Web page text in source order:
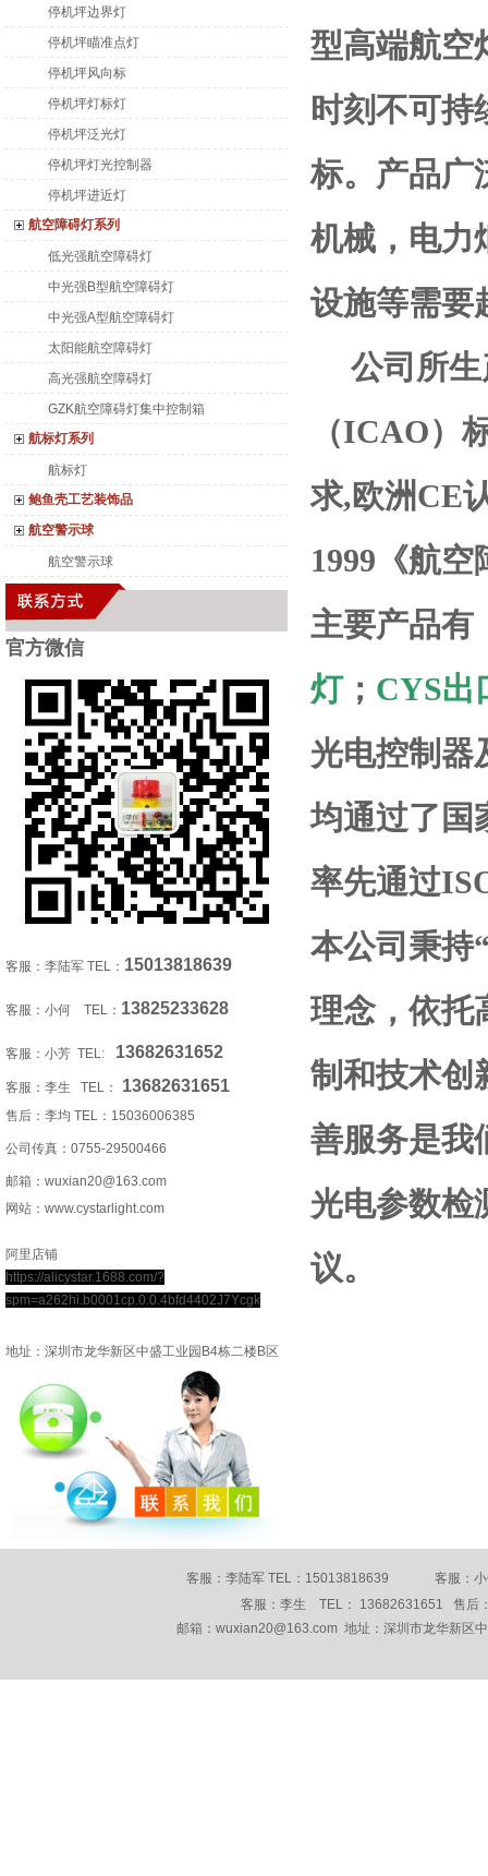
停机坪边界灯
停机坪瞄准点灯
停机坪风向标
停机坪灯标灯
停机坪泛光灯
停机坪灯光控制器
停机坪进近灯
航空障碍灯系列
低光强航空障碍灯
中光强B型航空障碍灯
中光强A型航空障碍灯
太阳能航空障碍灯
高光强航空障碍灯
GZK航空障碍灯集中控制箱
航标灯系列
航标灯
鲍鱼壳工艺装饰品
航空警示球
航空警示球
官方微信
客服：李陆军 TEL： 15013818639
客服：小何 TEL： 13825233628
客服：小芳 TEL: 13682631652
客服：李生 TEL： 13682631651
售后：李均 TEL： 15036006385
公司传真：0755-29500466
邮箱：wuxian20@163.com
网站：www.cystarlight.com
阿里店铺
https://alicystar.1688.com/?
spm=a262hi.b0001cp.0.0.4bfd4402J7Ycgk
地址：深圳市龙华新区中盛工业园B4栋二楼B区
型高端航空
时刻不可
标。产品广
机械，电力
设施等需
公司所
（ICAO）
求,欧洲CE
1999 《航
主要产品有
灯； CYS出
光电控制器
均通过了国
率先通过
本公司秉持
理念，依托
制和技术创
善服务是我
光电参数检
议。
客服：李陆军 TEL：15013818639 客服
客服：李生 TEL： 13682631651 售后
邮箱：wuxian20@163.com 地址：深圳市龙华新区